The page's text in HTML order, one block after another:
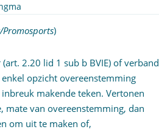
Promosports)
2.20 lid 1 sub b BVIE) of verband
opzicht overeenstemming
makende teken. Vertonen
mate van overeenstemming, dan
om uit te maken of,